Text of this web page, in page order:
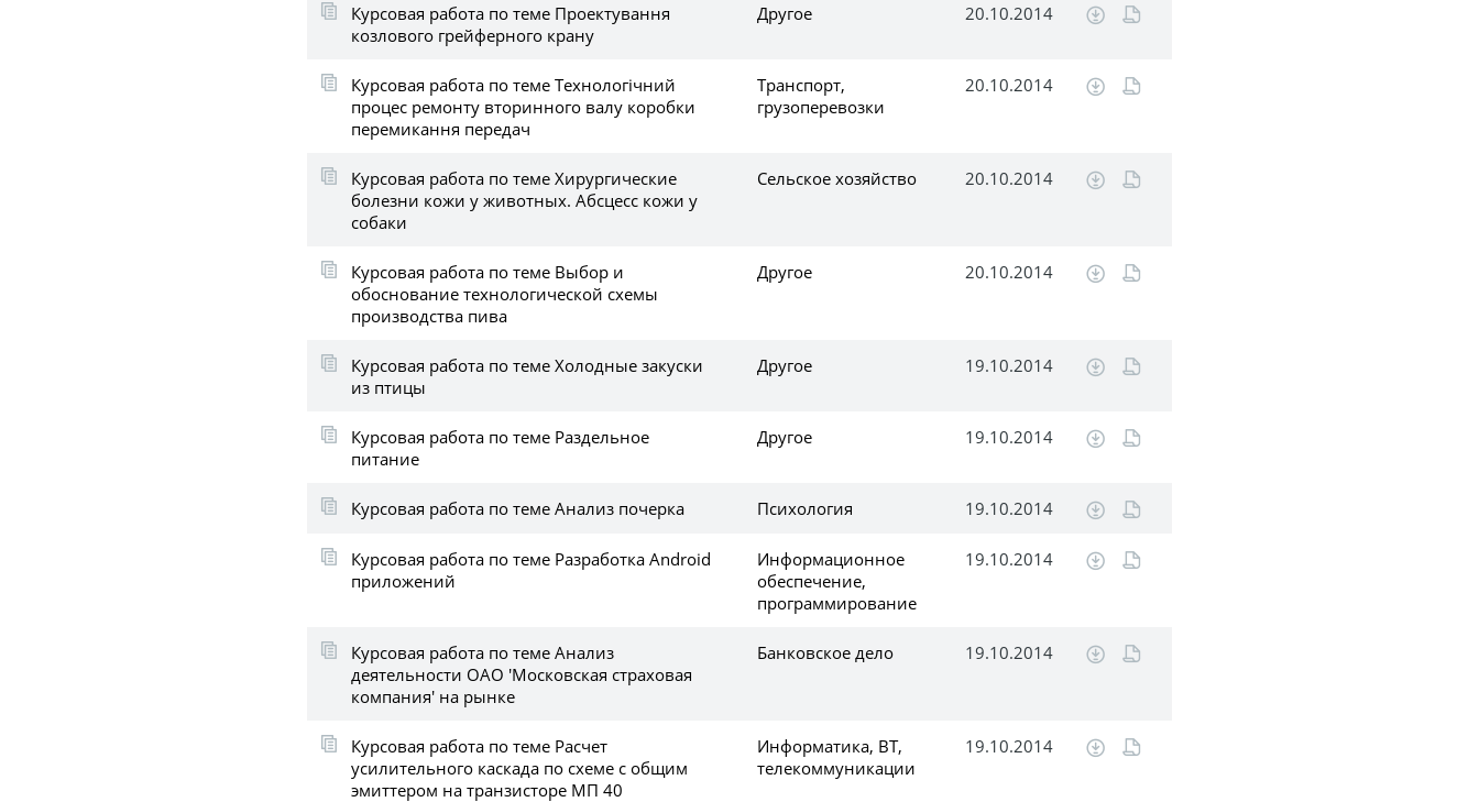
Курсовая работа по теме Проектування
козлового грейферного крану
Другое 20.10.2014
Курсовая работа по теме Технологічний
процес ремонту вторинного валу коробки
перемикання передач
Транспорт,
грузоперевозки
20.10.2014
Курсовая работа по теме Хирургические
болезни кожи у животных. Абсцесс кожи у
собаки
Сельское хозяйство 20.10.2014
Курсовая работа по теме Выбор и
обоснование технологической схемы
производства пива
Другое 20.10.2014
Курсовая работа по теме Холодные закуски
из птицы
Другое 19.10.2014
Курсовая работа по теме Раздельное
питание
Другое 19.10.2014
Курсовая работа по теме Анализ почерка Психология 19.10.2014
Курсовая работа по теме Разработка Android
приложений
Информационное
обеспечение,
программирование
19.10.2014
Курсовая работа по теме Анализ
деятельности ОАО 'Московская страховая
компания' на рынке
Банковское дело 19.10.2014
Курсовая работа по теме Расчет
усилительного каскада по схеме с общим
эмиттером на транзисторе МП 40
Информатика, ВТ,
телекоммуникации
19.10.2014